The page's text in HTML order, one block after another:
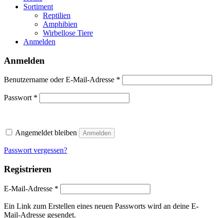
Sortiment
Reptilien
Amphibien
Wirbellose Tiere
Anmelden
Anmelden
Benutzername oder E-Mail-Adresse *
Passwort *
Angemeldet bleiben Anmelden
Passwort vergessen?
Registrieren
E-Mail-Adresse *
Ein Link zum Erstellen eines neuen Passworts wird an deine E-
Mail-Adresse gesendet.